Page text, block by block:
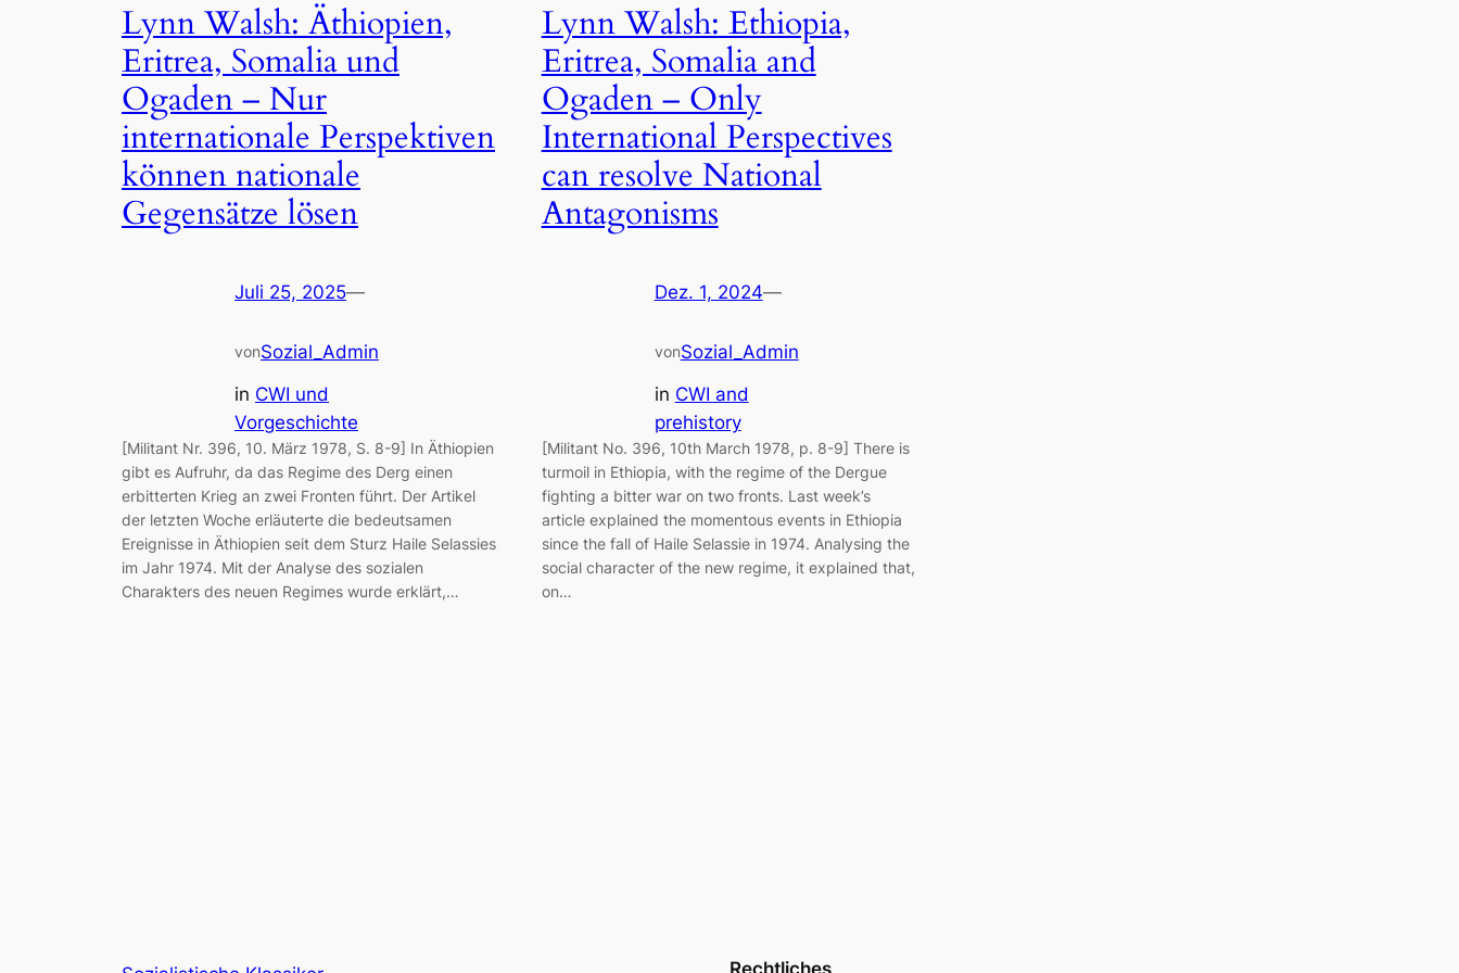
Lynn Walsh: Äthiopien,
Eritrea, Somalia und
Ogaden – Nur
internationale Perspektiven
können nationale
Gegensätze lösen
Juli 25, 2025—
vonSozial_Admin
in CWI und
Vorgeschichte
[Militant Nr. 396, 10. März 1978, S. 8-9] In Äthiopien
gibt es Aufruhr, da das Regime des Derg einen
erbitterten Krieg an zwei Fronten führt. Der Artikel
der letzten Woche erläuterte die bedeutsamen
Ereignisse in Äthiopien seit dem Sturz Haile Selassies
im Jahr 1974. Mit der Analyse des sozialen
Charakters des neuen Regimes wurde erklärt,…
Lynn Walsh: Ethiopia,
Eritrea, Somalia and
Ogaden – Only
International Perspectives
can resolve National
Antagonisms
Dez. 1, 2024—
vonSozial_Admin
in CWI and
prehistory
[Militant No. 396, 10th March 1978, p. 8-9] There is
turmoil in Ethiopia, with the regime of the Dergue
fighting a bitter war on two fronts. Last week’s
article explained the momentous events in Ethiopia
since the fall of Haile Selassie in 1974. Analysing the
social character of the new regime, it explained that,
on…
Rechtliches